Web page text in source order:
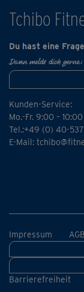
Tchibo
Du hast eine
Dann melde dich gerne:
Kunden-Service:
Mo.-Fr. 9:00 –
Tel.:+49 (0) 40-
E-Mail:
Impressum AGB
Barrierefreiheit